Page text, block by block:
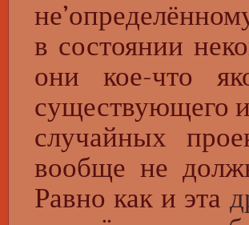
в состоянии
они кое-что
существующего
случайных
вообще не
Равно как и эта